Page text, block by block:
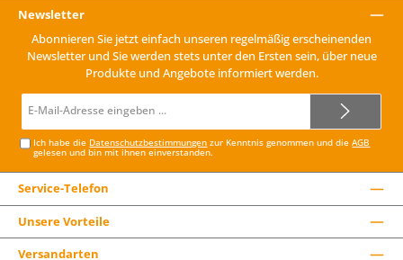
Newsletter
Abonnieren Sie jetzt einfach unseren regelmäßig erscheinenden
Newsletter und Sie werden stets unter den Ersten sein, über neue
Produkte und Angebote informiert werden.
Mail-
Ich habe die Datenschutzbestimmungen zur Kenntnis genommen und dieAGB
gelesen und bin mit ihnen einverstanden.
Service-Telefon
Unsere Vorteile
Versandarten